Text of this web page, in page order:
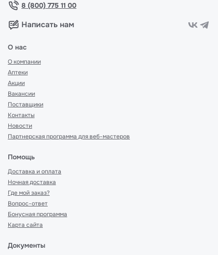
8 (800) 775 11 00
Написать нам
О нас
О компании
Аптеки
Акции
Вакансии
Поставщики
Контакты
Новости
Партнерская программа для веб-мастеров
Помощь
Доставка и оплата
Ночная доставка
Где мой заказ?
Вопрос-ответ
Бонусная программа
Карта сайта
Документы